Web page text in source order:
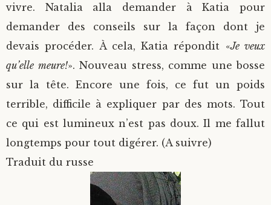
vivre. Natalia alla demander à Katia pour
demander des conseils sur la façon dont je
devais procéder. À cela, Katia répondit «Je veux
qu’elle meure!». Nouveau stress, comme une bosse
sur la tête. Encore une fois, ce fut un poids
terrible, difficile à expliquer par des mots. Tout
ce qui est lumineux n’est pas doux. Il me fallut
longtemps pour tout digérer. (A suivre)
Traduit du russe